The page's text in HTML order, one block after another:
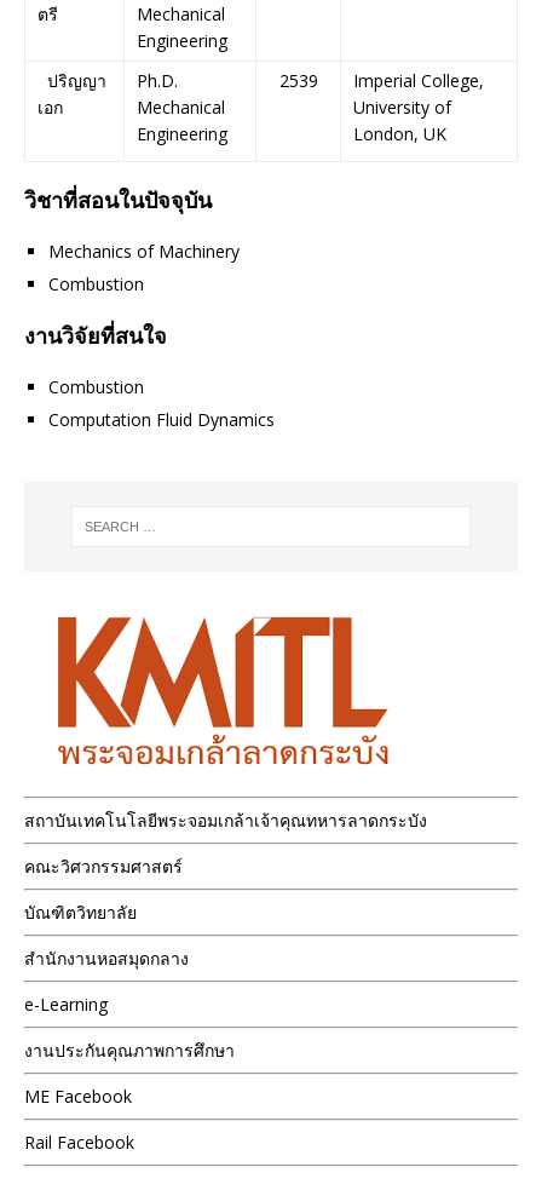
ตรี
Mechanical
Engineering
ปริญญา
เอก
Ph.D.
Mechanical
Engineering
2539
Imperial College,
University of
London, UK
วิชาที่สอนในปัจจุบัน
Mechanics of Machinery
Combustion
งานวิจัยที่สนใจ
Combustion
Computation Fluid Dynamics
สถาบันเทคโนโลยีพระจอมเกล้าเจ้าคุณทหารลาดกระบัง
คณะวิศวกรรมศาสตร์
บัณฑิตวิทยาลัย
สำนักงานหอสมุดกลาง
e-Learning
งานประกันคุณภาพการศึกษา
ME Facebook
Rail Facebook